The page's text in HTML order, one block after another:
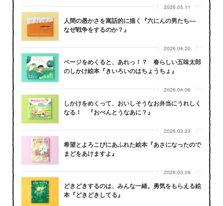
2026.05.11
人間の愚かさを寓話的に描く『六にんの男たち––
なぜ戦争をするのか？』
2026.04.20
ページをめくると、あれっ！？ 春らしい五味太郎
のしかけ絵本『きいろいのはちょうちょ』
2026.04.06
しかけをめくって、おいしそうなお弁当にうれしく
なる！ 『おべんとうなあに？』
2026.03.23
希望とよろこびにあふれた絵本『あさになったので
まどをあけますよ』
2026.03.09
どきどきするのは、みんな一緒。勇気をもらえる絵
本『どきどきしてる』